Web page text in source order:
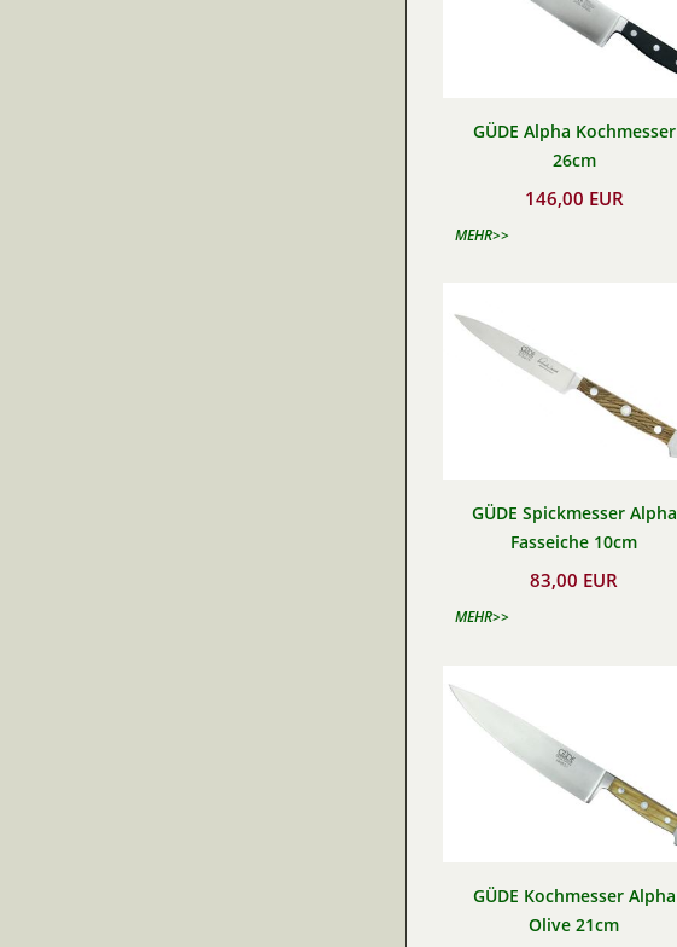
GÜDE Alpha Kochmesser
26cm
146,00 EUR
MEHR>>
GÜDE Spickmesser Alpha
Fasseiche 10cm
83,00 EUR
MEHR>>
GÜDE Kochmesser Alpha
Olive 21cm